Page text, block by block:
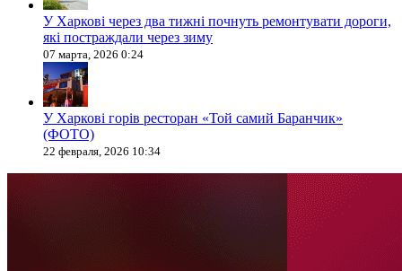
У Харкові через два тижні почнуть ремонтувати дороги,
які постраждали через зиму
07 марта, 2026 0:24
У Харкові горів ресторан «Той самий Баранчик»
(ФОТО)
22 февраля, 2026 10:34